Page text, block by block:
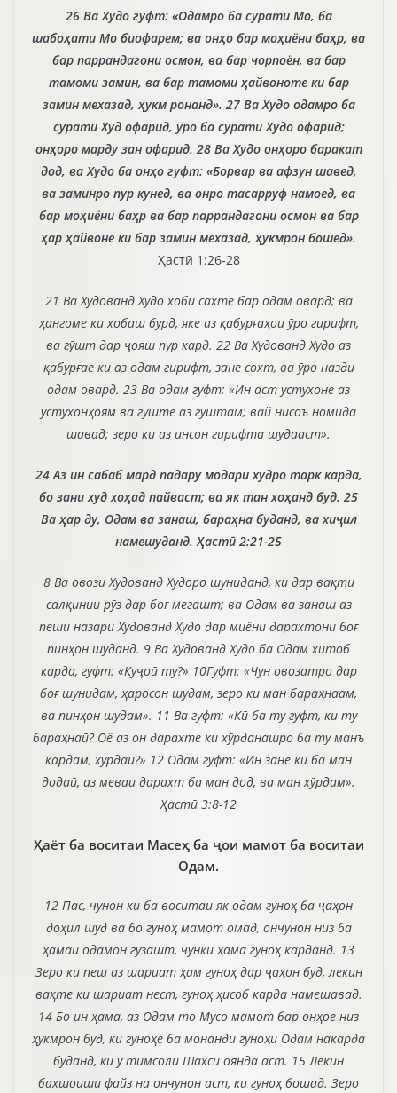
26 Ва Худо гуфт: «Одамро ба сурати Мо, ба
шабоҳати Мо биофарем; ва онҳо бар моҳиёни баҳр, ва
бар паррандагони осмон, ва бар чорпоён, ва бар
тамоми замин, ва бар тамоми ҳайвоноте ки бар
замин мехазад, ҳукм ронанд». 27 Ва Худо одамро ба
сурати Худ офарид, ӯро ба сурати Худо офарид;
онҳоро марду зан офарид. 28 Ва Худо онҳоро баракат
дод, ва Худо ба онҳо гуфт: «Борвар ва афзун шавед,
ва заминро пур кунед, ва онро тасарруф намоед, ва
бар моҳиёни баҳр ва бар паррандагони осмон ва бар
ҳар ҳайвоне ки бар замин мехазад, ҳукмрон бошед».
Ҳастӣ 1:26-28
21 Ва Худованд Худо хоби сахте бар одам овард; ва
ҳангоме ки хобаш бурд, яке аз қабурғаҳои ӯро гирифт,
ва гӯшт дар ҷояш пур кард. 22 Ва Худованд Худо аз
қабурғае ки аз одам гирифт, зане сохт, ва ӯро назди
одам овард. 23 Ва одам гуфт: «Ин аст устухоне аз
устухонҳоям ва гӯште аз гӯштам; вай нисоъ номида
шавад; зеро ки аз инсон гирифта шудааст».
24 Аз ин сабаб мард падару модари худро тарк карда,
бо зани худ хоҳад пайваст; ва як тан хоҳанд буд. 25
Ва ҳар ду, Одам ва занаш, бараҳна буданд, ва хиҷил
намешуданд. Ҳастӣ 2:21-25
8 Ва овози Худованд Худоро шуниданд, ки дар вақти
салқинии рӯз дар боғ мегашт; ва Одам ва занаш аз
пеши назари Худованд Худо дар миёни дарахтони боғ
пинҳон шуданд. 9 Ва Худованд Худо ба Одам хитоб
карда, гуфт: «Куҷоӣ ту?» 10Гуфт: «Чун овозатро дар
боғ шунидам, ҳаросон шудам, зеро ки ман бараҳнаам,
ва пинҳон шудам». 11 Ва гуфт: «Кӣ ба ту гуфт, ки ту
бараҳнаӣ? Оё аз он дарахте ки хӯрданашро ба ту манъ
кардам, хӯрдаӣ?» 12 Одам гуфт: «Ин зане ки ба ман
додаӣ, аз меваи дарахт ба ман дод, ва ман хӯрдам».
Ҳастӣ 3:8-12
Ҳаёт ба воситаи Масеҳ ба ҷои мамот ба воситаи
Одам.
12 Пас, чунон ки ба воситаи як одам гуноҳ ба ҷаҳон
доҳил шуд ва бо гуноҳ мамот омад, ончунон низ ба
ҳамаи одамон гузашт, чунки ҳама гуноҳ карданд. 13
Зеро ки пеш аз шариат ҳам гуноҳ дар ҷаҳон буд, лекин
вақте ки шариат нест, гуноҳ ҳисоб карда намешавад.
14 Бо ин ҳама, аз Одам то Мусо мамот бар онҳое низ
ҳукмрон буд, ки гуноҳе ба монанди гуноҳи Одам накарда
буданд, ки ӯ тимсоли Шахси оянда аст. 15 Лекин
бахшоиши файз на ончунон аст, ки гуноҳ бошад. Зеро